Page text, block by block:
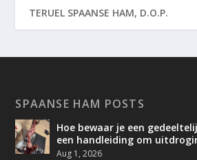
TERUEL SPAANSE HAM, D.O.P.
SPAANSE HAM POSTS
Hoe bewaar je een
een handleiding om
Aug 1, 2026